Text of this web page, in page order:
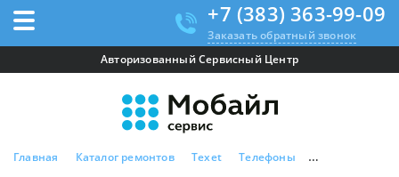
+7 (383) 363-99-09
Заказать обратный звонок
Авторизованный Сервисный Центр
Главная Каталог ремонтов Texet Телефоны Texet TM-D328